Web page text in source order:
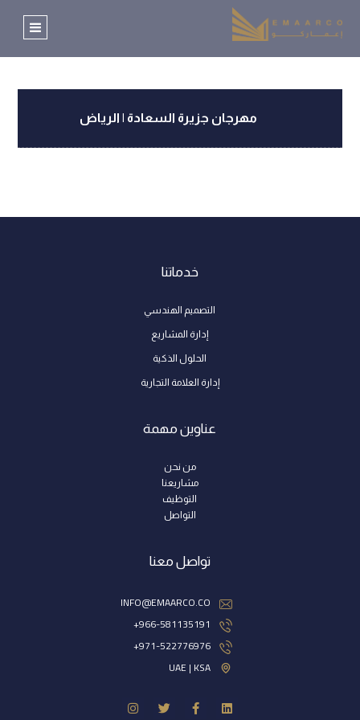
مهرجان جزيرة السعادة | الرياض
خدماتنا
التصميم الهندسي
إدارة المشاريع
الحلول الذكية
إدارة العلامة التجارية
عناوين مهمة
من نحن
مشاريعنا
التوظيف
التواصل
تواصل معنا
INFO@EMAARCO.CO
966-581135191+
971-522776976+
UAE | KSA